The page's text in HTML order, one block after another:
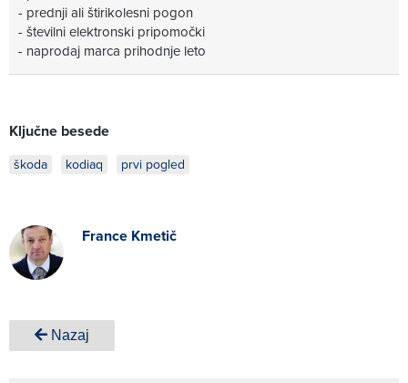
- prednji ali štirikolesni pogon
- številni elektronski pripomočki
- naprodaj marca prihodnje leto
Ključne besede
škoda kodiaq prvi pogled
France Kmetič
Nazaj